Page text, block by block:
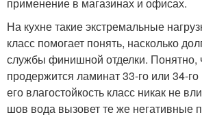
На кухне такие экстремальные
класс помогает понять, насколько
службы финишной отделки. Понятно,
продержится ламинат 33-го или 34-го
его влагостойкость класс никак не
шов вода вызовет те же негативные